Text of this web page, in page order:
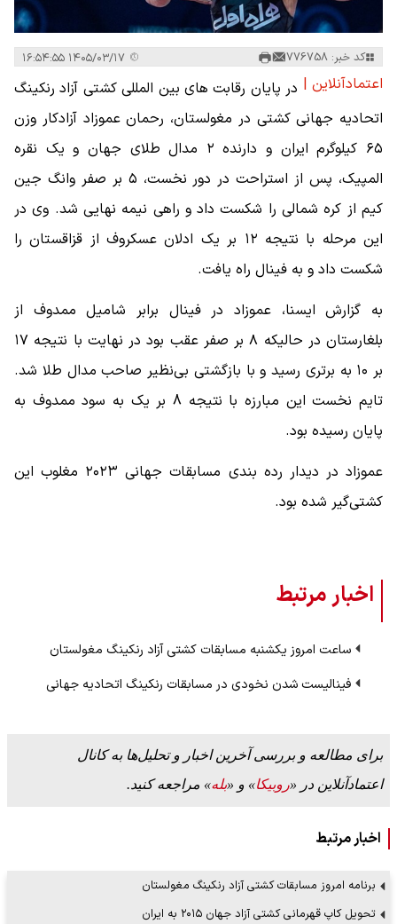
کد خبر: 776758
اعتمادآنلاین | در پایان رقابت های بین المللی کشتی آزاد رنکینگ
اتحادیه جهانی کشتی در مغولستان، رحمان عموزاد آزادکار وزن
۶۵ کیلوگرم ایران و دارنده ۲ مدال طلای جهان و یک نقره
المپیک، پس از استراحت در دور نخست، ۵ بر صفر وانگ جین
کیم از کره شمالی را شکست داد و راهی نیمه نهایی شد. وی در
این مرحله با نتیجه ۱۲ بر یک ادلان عسکروف از قزاقستان را
شکست داد و به فینال راه یافت.
به گزارش ایسنا، عموزاد در فینال برابر شامیل ممدوف از
بلغارستان در حالیکه ۸ بر صفر عقب بود در نهایت با نتیجه ۱۷
بر ۱۰ به برتری رسید و با بازگشتی بی‌نظیر صاحب مدال طلا شد.
تایم نخست این مبارزه با نتیجه 8 بر یک به سود ممدوف به
پایان رسیده بود.
عموزاد در دیدار رده بندی مسابقات جهانی ۲۰۲۳ مغلوب این
کشتی‌گیر شده بود.
اخبار مرتبط
ساعت امروز یکشنبه مسابقات کشتی آزاد رنکینگ مغولستان
فینالیست شدن نخودی در مسابقات رنکینگ اتحادیه جهانی
برای مطالعه و بررسی آخرین اخبار و تحلیل‌ها به کانال
اعتمادآنلاین در «روبیکا» و «بله» مراجعه کنید.
اخبار مرتبط
برنامه امروز مسابقات کشتی آزاد رنکینگ مغولستان
تحویل کاپ قهرمانی کشتی آزاد جهان ۲۰۱۵ به ایران